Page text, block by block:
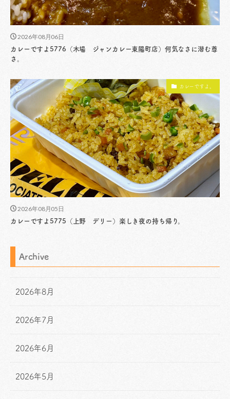
2026年08月06日
カレーですよ5776（木場 ジャンカレー東陽町店）何気なさに潜む尊
さ。
カレーですよ。
2026年08月05日
カレーですよ5775（上野 デリー）楽しき夜の持ち帰り。
Archive
2026年8月
2026年7月
2026年6月
2026年5月